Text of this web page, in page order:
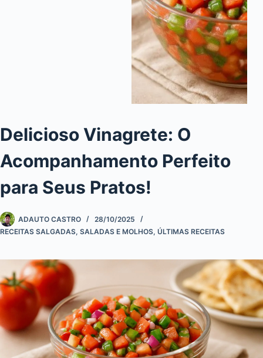
Delicioso Vinagrete: O
Acompanhamento Perfeito
para Seus Pratos!
ADAUTO CASTRO
28/10/2025
RECEITAS SALGADAS, SALADAS E MOLHOS, ÚLTIMAS RECEITAS